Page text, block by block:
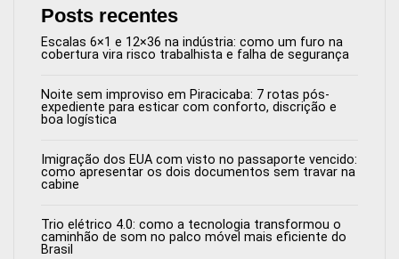
Posts recentes
Escalas 6×1 e 12×36 na indústria: como um furo na
cobertura vira risco trabalhista e falha de segurança
Noite sem improviso em Piracicaba: 7 rotas pós-
expediente para esticar com conforto, discrição e
boa logística
Imigração dos EUA com visto no passaporte vencido:
como apresentar os dois documentos sem travar na
cabine
Trio elétrico 4.0: como a tecnologia transformou o
caminhão de som no palco móvel mais eficiente do
Brasil